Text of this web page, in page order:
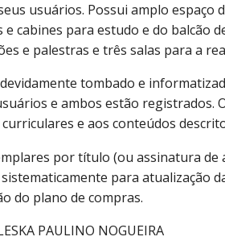
usuários. Possui amplo
e cabines para estudo e do balcão
e palestras e três salas para a
tombado e
e ambos estão registrados.
e aos conteúdos
por título (ou assinatura de
para atualização
do plano de compras.
PAULINO NOGUEIRA